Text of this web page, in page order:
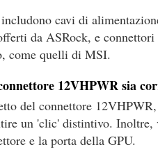
cavi di
da ASRock, e
come quelli di MSI.
12VHPWR sia
del connettore
un 'clic' distintivo. Inoltre,
e la porta della GPU.